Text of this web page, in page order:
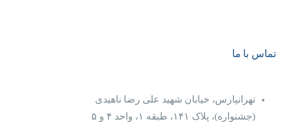
تماس با ما
تهرانپارس، خیابان شهید علی رضا ناهیدی
(جشنواره)، پلاک ۱۴۱، طبقه ۱، واحد ۴‌ و‌ ۵